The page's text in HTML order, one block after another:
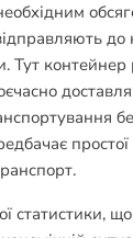
Тут
статистики,